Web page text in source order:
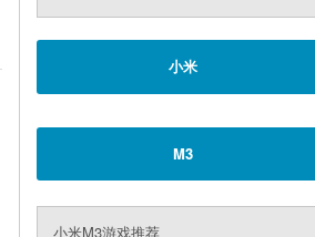
小米
M3
小米M3游戏推荐